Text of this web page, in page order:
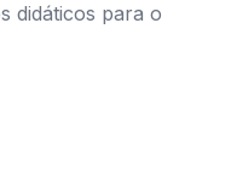
didáticos para o